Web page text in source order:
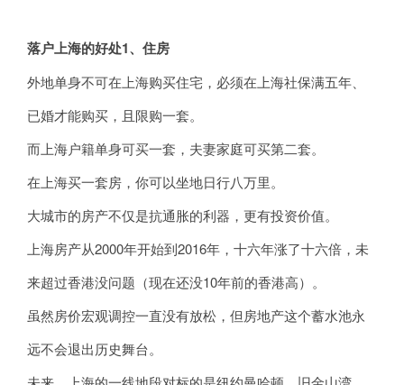
落户上海的好处1、住房
外地单身不可在上海购买住宅，必须在上海社保满五年、
已婚才能购买，且限购一套。
而上海户籍单身可买一套，夫妻家庭可买第二套。
在上海买一套房，你可以坐地日行八万里。
大城市的房产不仅是抗通胀的利器，更有投资价值。
上海房产从2000年开始到2016年，十六年涨了十六倍，未
来超过香港没问题（现在还没10年前的香港高）。
虽然房价宏观调控一直没有放松，但房地产这个蓄水池永
远不会退出历史舞台。